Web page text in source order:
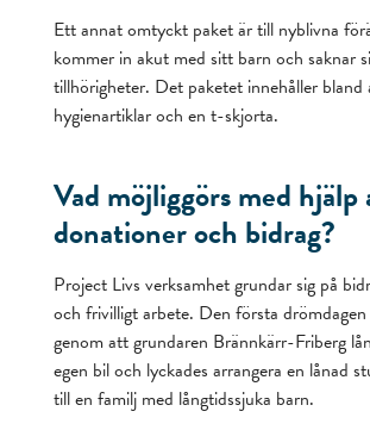
Ett annat omtyckt paket är till nyblivna
kommer in akut med sitt barn och saknar
tillhörigheter. Det paketet innehåller bland
hygienartiklar och en t-skjorta.
Vad möjliggörs med hjälp
donationer och bidrag?
Project Livs verksamhet grundar sig på
och frivilligt arbete. Den första
genom att grundaren Brännkärr-Friberg
egen bil och lyckades arrangera en lånad
till en familj med långtidssjuka barn.